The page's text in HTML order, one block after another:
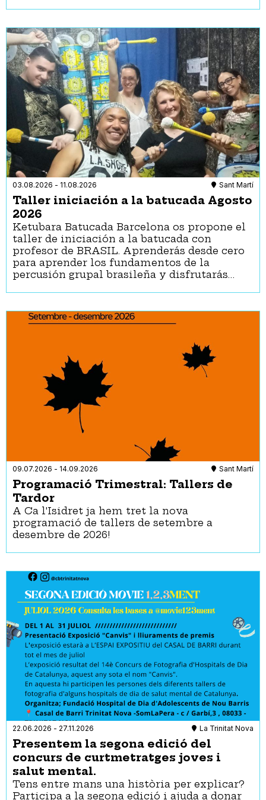
Servei d’audiodescripció
Subtitulació
Suport per a persones amb discapacitat intel·lectual
Festa
- Qualsevol -
Festes majors
03.08.2026 - 11.08.2026 Sant Martí
Taller iniciación a la batucada Agosto
2026
Ketubara Batucada Barcelona os propone el
taller de iniciación a la batucada con
profesor de BRASIL. Aprenderás desde cero
para aprender los fundamentos de la
percusión grupal brasileña y disfrutarás…
09.07.2026 - 14.09.2026 Sant Martí
Programació Trimestral: Tallers de
Tardor
A Ca l'Isidret ja hem tret la nova
programació de tallers de setembre a
desembre de 2026!
22.06.2026 - 27.11.2026 La Trinitat Nova
Presentem la segona edició del
concurs de curtmetratges joves i
salut mental.
Tens entre mans una història per explicar?
Participa a la segona edició i ajuda a donar